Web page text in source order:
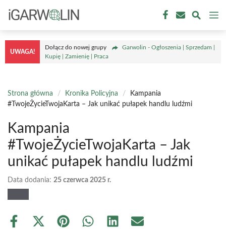
treści
UWAGA!
Dołącz do nowej grupy
Garwolin - Ogłoszenia | Sprzedam |
Kupię | Zamienię | Praca
Strona główna / Kronika Policyjna /
Kampania
#TwojeŻycieTwojaKarta – Jak unikać pułapek handlu ludźmi
Kampania
#TwojeŻycieTwojaKarta – Jak
unikać pułapek handlu ludźmi
Data dodania: 25 czerwca 2025 r.
Share
Share Share Share Share Share